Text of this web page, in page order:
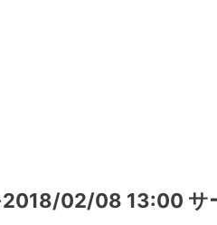
02/08 13:00 サ